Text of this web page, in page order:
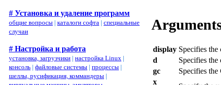
# Установка и удаление программ
общие вопросы | каталоги софта | специальные
случаи
# Настройка и работа
установка, загрузчики | настройка Linux |
консоль | файловые системы | процессы |
шеллы, русификация, коммандеры |
display Specifies
d
Specifies the
gc
Specifies the
x